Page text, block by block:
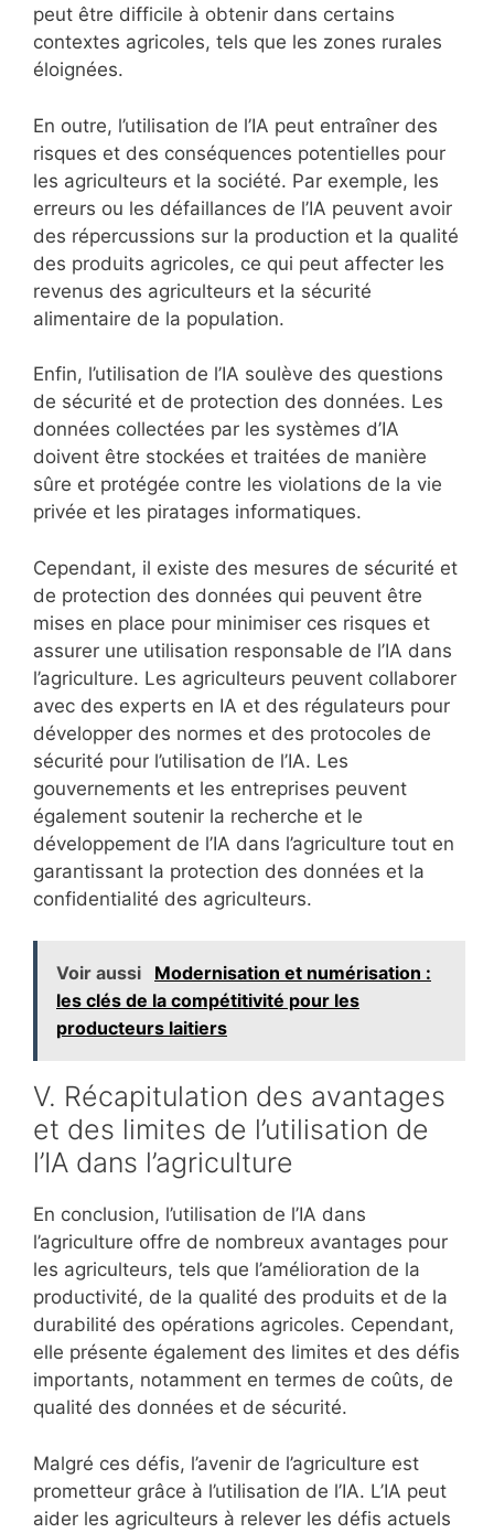
peut être difficile à obtenir dans certains
contextes agricoles, tels que les zones rurales
éloignées.
En outre, l’utilisation de l’IA peut entraîner des
risques et des conséquences potentielles pour
les agriculteurs et la société. Par exemple, les
erreurs ou les défaillances de l’IA peuvent avoir
des répercussions sur la production et la qualité
des produits agricoles, ce qui peut affecter les
revenus des agriculteurs et la sécurité
alimentaire de la population.
Enfin, l’utilisation de l’IA soulève des questions
de sécurité et de protection des données. Les
données collectées par les systèmes d’IA
doivent être stockées et traitées de manière
sûre et protégée contre les violations de la vie
privée et les piratages informatiques.
Cependant, il existe des mesures de sécurité et
de protection des données qui peuvent être
mises en place pour minimiser ces risques et
assurer une utilisation responsable de l’IA dans
l’agriculture. Les agriculteurs peuvent collaborer
avec des experts en IA et des régulateurs pour
développer des normes et des protocoles de
sécurité pour l’utilisation de l’IA. Les
gouvernements et les entreprises peuvent
également soutenir la recherche et le
développement de l’IA dans l’agriculture tout en
garantissant la protection des données et la
confidentialité des agriculteurs.
Voir aussi
Modernisation et numérisation :
les clés de la compétitivité pour les
producteurs laitiers
V. Récapitulation des avantages
et des limites de l’utilisation de
l’IA dans l’agriculture
En conclusion, l’utilisation de l’IA dans
l’agriculture offre de nombreux avantages pour
les agriculteurs, tels que l’amélioration de la
productivité, de la qualité des produits et de la
durabilité des opérations agricoles. Cependant,
elle présente également des limites et des défis
importants, notamment en termes de coûts, de
qualité des données et de sécurité.
Malgré ces défis, l’avenir de l’agriculture est
prometteur grâce à l’utilisation de l’IA. L’IA peut
aider les agriculteurs à relever les défis actuels